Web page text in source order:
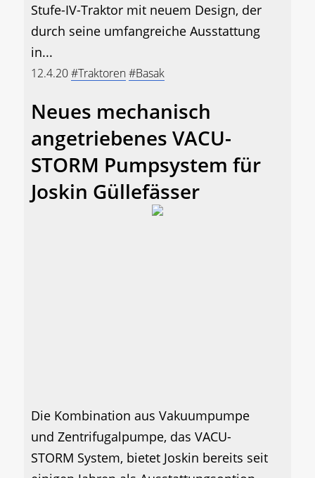
Stufe-IV-Traktor mit neuem Design, der
durch seine umfangreiche Ausstattung
in...
12.4.20#Traktoren#Basak
Neues mechanisch
angetriebenes VACU-
STORM Pumpsystem für
Joskin Güllefässer
Die Kombination aus Vakuumpumpe
und Zentrifugalpumpe, das VACU-
STORM System, bietet Joskin bereits seit